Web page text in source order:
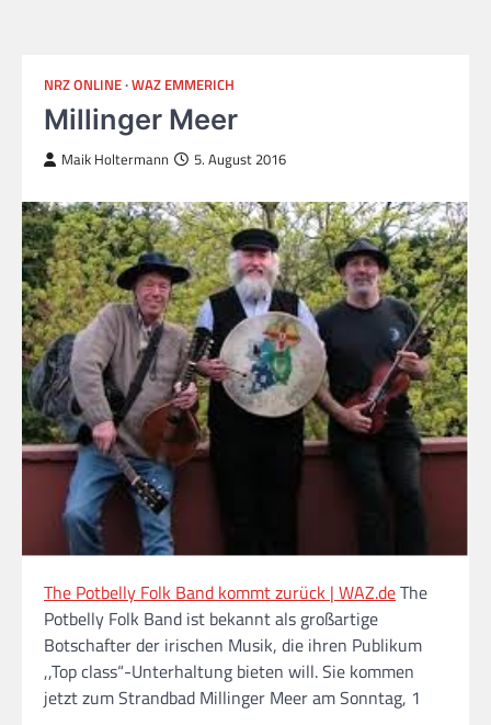
NRZ ONLINE WAZ EMMERICH
Millinger Meer
Maik Holtermann 5. August 2016
The Potbelly Folk Band kommt zurück | WAZ.deThe
Potbelly Folk Band ist bekannt als großartige
Botschafter der irischen Musik, die ihren Publikum
,,Top class“-Unterhaltung bieten will. Sie kommen
jetzt zum Strandbad Millinger Meer am Sonntag, 1